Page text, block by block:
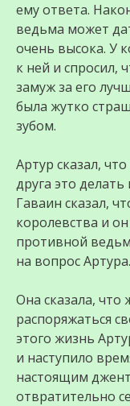
ему ответа.
ведьма может
очень высока. У
к ней и спросил,
замуж за его
была жутко
зубом.
Артур сказал,
друга это
Гаваин сказал,
королевства и
противной
на вопрос Артура.
Она сказала,
распоряжаться
этого жизнь
и наступило
настоящим
отвратительно